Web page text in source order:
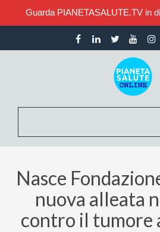
Guarda PIANETASALUTE.TV in
Nasce
nuova alleata
contro il tumore